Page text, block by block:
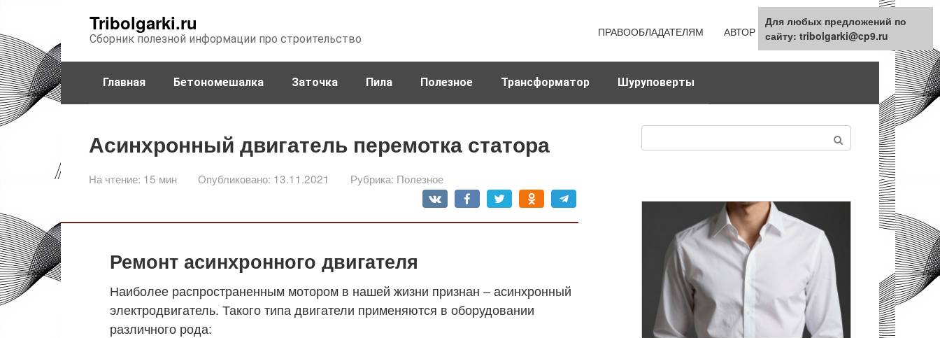
контенту
Tribolgarki.ru
Сборник полезной информации про строительство
ПРАВООБЛАДАТЕЛЯМ АВТОР КАРТА САЙТА
Главная Бетономешалка Заточка Пила Полезное Трансформатор Шуруповерты
Асинхронный двигатель перемотка статора
На чтение: 15 мин Опубликовано: 13.11.2021 Рубрика: Полезное
Ремонт асинхронного двигателя
Наиболее распространенным мотором в нашей жизни признан – асинхронный
электродвигатель. Такого типа двигатели применяются в оборудовании
различного рода:
Для любых предложений по
сайту: tribolgarki@cp9.ru